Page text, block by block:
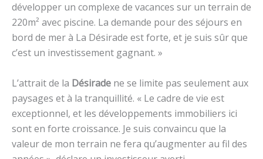
développer un complexe de vacances sur un terrain de
220m² avec piscine. La demande pour des séjours en
bord de mer à La Désirade est forte, et je suis sûr que
c’est un investissement gagnant. »
L’attrait de la Désirade ne se limite pas seulement aux
paysages et à la tranquillité. « Le cadre de vie est
exceptionnel, et les développements immobiliers ici
sont en forte croissance. Je suis convaincu que la
valeur de mon terrain ne fera qu’augmenter au fil des